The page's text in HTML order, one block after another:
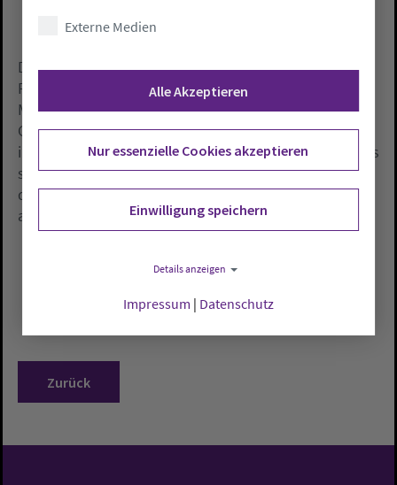
Der Oldenburger Bischof Thomas Adomeit,
Ratsvorsitzender der Konföderation, lobte das
Modellprojekt, das zusammen mit dem
Gemeinschaftswerk der Evangelischen Publizistik
initiiert wurde. Dieses Format habe es geschafft, «dass
sich eine beeindruckende Zahl von Menschen in der
digitalen Welt mit Grundfragen unseres Lebens und
auch Sterbens auseinandersetzt».
Zurück
Externe Medien
Alle Akzeptieren
Nur essenzielle Cookies akzeptieren
Einwilligung speichern
Details anzeigen
Impressum | Datenschutz